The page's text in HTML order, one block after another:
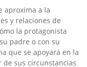
aproxima a la
y relaciones de
la protagonista
padre o con su
que se apoyará en la
de sus circunstancias